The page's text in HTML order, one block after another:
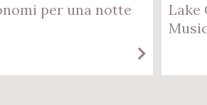
per una notte
Lake